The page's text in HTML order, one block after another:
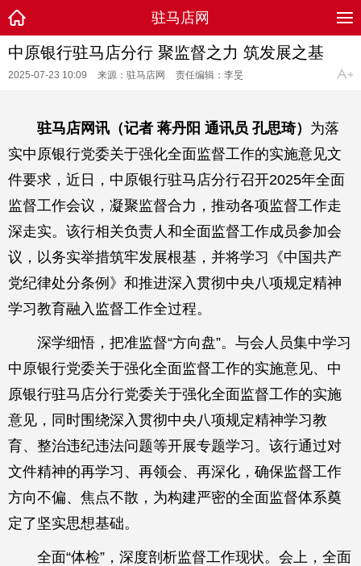
驻马店网
中原银行驻马店分行 聚监督之力 筑发展之基
2025-07-23 10:09 来源：驻马店网 责任编辑：李旻
驻马店网讯（记者 蒋丹阳 通讯员 孔思琦） 为落
实中原银行党委关于强化全面监督工作的实施意见文
件要求，近日，中原银行驻马店分行召开2025年全面
监督工作会议，凝聚监督合力，推动各项监督工作走
深走实。该行相关负责人和全面监督工作成员参加会
议，以务实举措筑牢发展根基，并将学习《中国共产
党纪律处分条例》和推进深入贯彻中央八项规定精神
学习教育融入监督工作全过程。
深学细悟，把准监督“方向盘”。与会人员集中学习
中原银行党委关于强化全面监督工作的实施意见、中
原银行驻马店分行党委关于强化全面监督工作的实施
意见，同时围绕深入贯彻中央八项规定精神学习教
育、整治违纪违法问题等开展专题学习。该行通过对
文件精神的再学习、再领会、再深化，确保监督工作
方向不偏、焦点不散，为构建严密的全面监督体系奠
定了坚实思想基础。
全面“体检”，深度剖析监督工作现状。会上，全面